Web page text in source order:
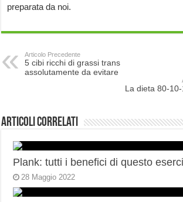
preparata da noi.
Articolo Precedente
5 cibi ricchi di grassi trans
assolutamente da evitare
La dieta 80-10-
Articoli correlati
Plank: tutti i benefici di questo
28 Maggio 2022